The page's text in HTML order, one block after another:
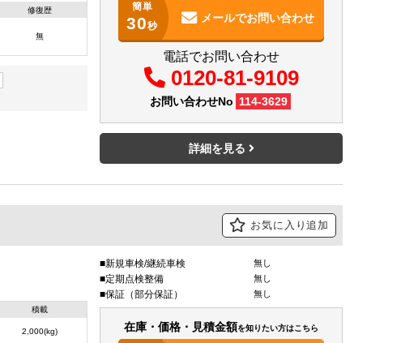
修復歴
無
簡単
30秒
メールでお問い合わせ
電話でお問い合わせ
0120-81-9109
お問い合わせNo 114-3629
詳細を見る
お気に入り追加
積載
2,000(kg)
新規車検/継続車検 無し
定期点検整備 無し
保証（部分保証） 無し
在庫・価格・見積金額を知りたい方はこちら